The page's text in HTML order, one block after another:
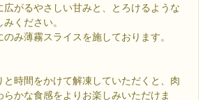
広がるやさしい甘みと、とろけるような
ください。
み薄霧スライスを施しております。
と時間をかけて解凍していただくと、肉
らかな食感をよりお楽しみいただけま